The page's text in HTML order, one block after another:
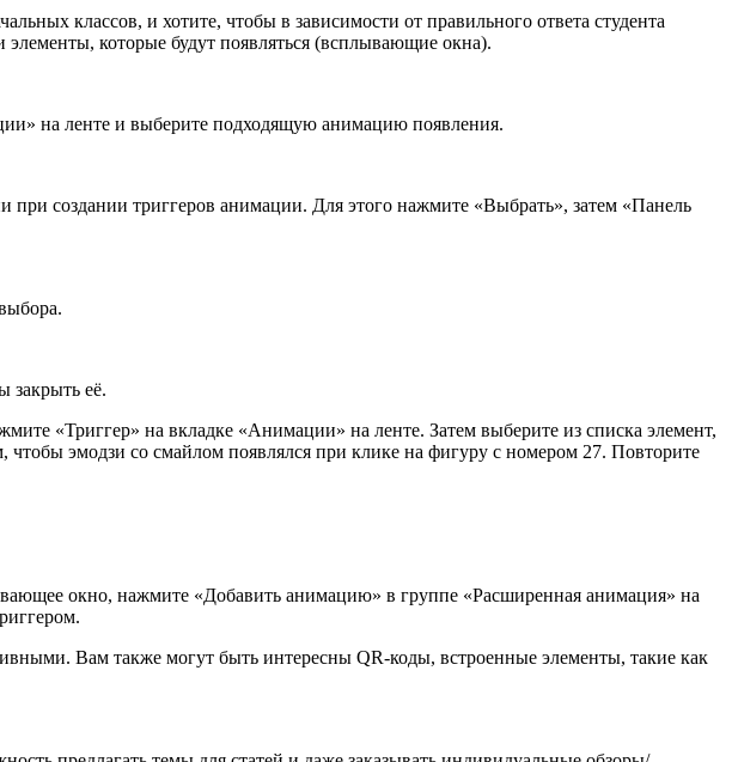
классов, и хотите, чтобы в зависимости от правильного ответа студента
которые будут появляться (всплывающие окна).
на ленте и выберите подходящую анимацию появления.
создании триггеров анимации. Для этого нажмите «Выбрать», затем «Панель
закрыть её.
«Триггер» на вкладке «Анимации» на ленте. Затем выберите из списка элемент,
эмодзи со смайлом появлялся при клике на фигуру с номером 27. Повторите
окно, нажмите «Добавить анимацию» в группе «Расширенная анимация» на
Вам также могут быть интересны QR-коды, встроенные элементы, такие как